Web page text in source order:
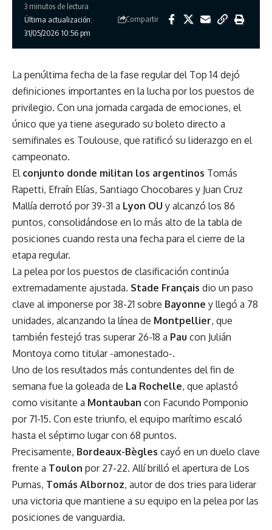
Última actualización:
31/05/2026 10:56 pm
3 minutos de lectura
Compartir
La penúltima fecha de la fase regular del Top 14 dejó
definiciones importantes en la lucha por los puestos de
privilegio. Con una jornada cargada de emociones, el
único que ya tiene asegurado su boleto directo a
semifinales es Toulouse, que ratificó su liderazgo en el
campeonato.
El conjunto donde militan los argentinos Tomás
Rapetti, Efraín Elías, Santiago Chocobares y Juan Cruz
Mallía derrotó por 39-31 a Lyon OU y alcanzó los 86
puntos, consolidándose en lo más alto de la tabla de
posiciones cuando resta una fecha para el cierre de la
etapa regular.
La pelea por los puestos de clasificación continúa
extremadamente ajustada. Stade Français dio un paso
clave al imponerse por 38-21 sobre Bayonne y llegó a 78
unidades, alcanzando la línea de Montpellier, que
también festejó tras superar 26-18 a Pau con Julián
Montoya como titular -amonestado-.
Uno de los resultados más contundentes del fin de
semana fue la goleada de La Rochelle, que aplastó
como visitante a Montauban con Facundo Pomponio
por 71-15. Con este triunfo, el equipo marítimo escaló
hasta el séptimo lugar con 68 puntos.
Precisamente, Bordeaux-Bègles cayó en un duelo clave
frente a Toulon por 27-22. Allí brilló el apertura de Los
Pumas, Tomás Albornoz, autor de dos tries para liderar
una victoria que mantiene a su equipo en la pelea por las
posiciones de vanguardia.